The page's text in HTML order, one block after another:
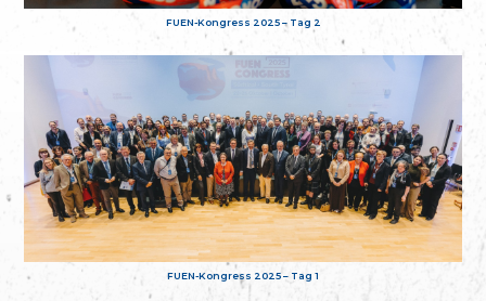
FUEN-Kongress 2025 – Tag 2
FUEN-Kongress 2025 – Tag 1